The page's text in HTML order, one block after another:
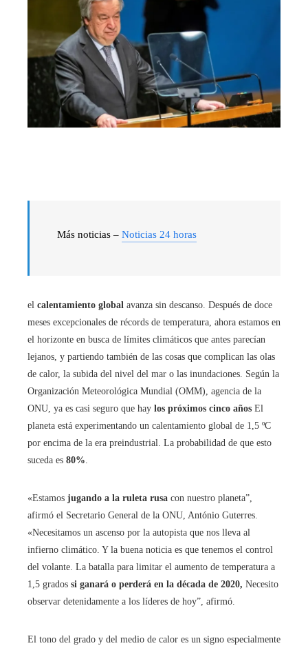
Más noticias – Noticias 24 horas
el calentamiento global avanza sin descanso. Después de doce
meses excepcionales de récords de temperatura, ahora estamos en
el horizonte en busca de límites climáticos que antes parecían
lejanos, y partiendo también de las cosas que complican las olas
de calor, la subida del nivel del mar o las inundaciones. Según la
Organización Meteorológica Mundial (OMM), agencia de la
ONU, ya es casi seguro que hay los próximos cinco años El
planeta está experimentando un calentamiento global de 1,5 ºC
por encima de la era preindustrial. La probabilidad de que esto
suceda es 80%.
«Estamos jugando a la ruleta rusa con nuestro planeta”,
afirmó el Secretario General de la ONU, António Guterres.
«Necesitamos un ascenso por la autopista que nos lleva al
infierno climático. Y la buena noticia es que tenemos el control
del volante. La batalla para limitar el aumento de temperatura a
1,5 grados si ganará o perderá en la década de 2020, Necesito
observar detenidamente a los líderes de hoy”, afirmó.
El tono del grado y del medio de calor es un signo especialmente